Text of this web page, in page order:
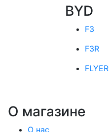
BYD
F3
F3R
FLYER
О магазине
О нас